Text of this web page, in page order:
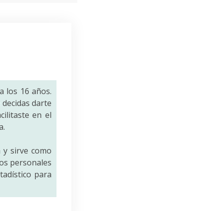
los 16 años.
darte
en el
y sirve como
personales
para